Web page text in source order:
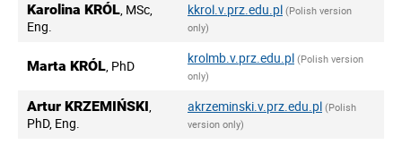
Karolina KRÓL, MSc,
Eng.
kkrol.v.prz.edu.pl (Polish version
only)
Marta KRÓL, PhD krolmb.v.prz.edu.pl (Polish version
only)
Artur KRZEMIŃSKI,
PhD, Eng.
akrzeminski.v.prz.edu.pl (Polish
version only)